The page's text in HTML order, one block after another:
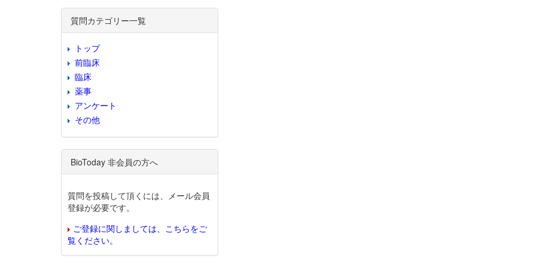
質問カテゴリー一覧
トップ
前臨床
臨床
薬事
アンケート
その他
BioToday 非会員の方へ
質問を投稿して頂くには、メール会員
登録が必要です。
ご登録に関しましては、こちらをご
覧ください。